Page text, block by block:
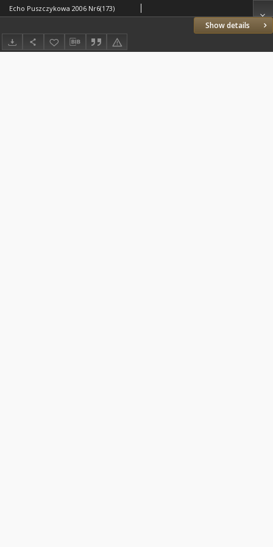
Show details
Echo Puszczykowa 2006 Nr6(173)